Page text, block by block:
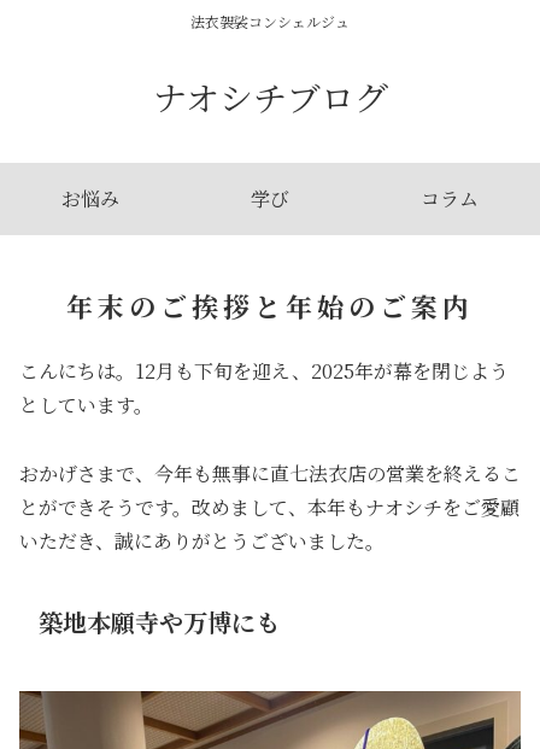
法衣袈裟コンシェルジュ
ナオシチブログ
お悩み 学び コラム
年末のご挨拶と年始のご案内
こんにちは。12月も下旬を迎え、2025年が幕を閉じよう
としています。
おかげさまで、今年も無事に直七法衣店の営業を終えるこ
とができそうです。改めまして、本年もナオシチをご愛顧
いただき、誠にありがとうございました。
築地本願寺や万博にも